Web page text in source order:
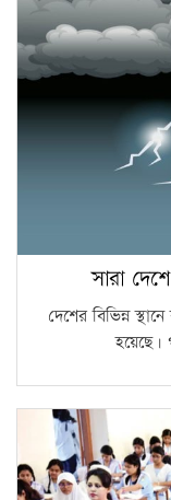
সারা
দেশের বিভিন্ন
হয়েছে।